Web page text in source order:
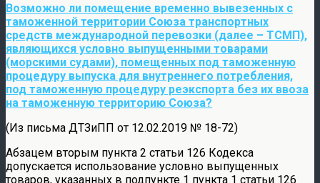
Возможно ли помещение временно вывезенных с
таможенной территории Союза транспортных
средств международной перевозки (далее – ТСМП),
являющихся условно выпущенными товарами
(морскими судами), помещенных под таможенную
процедуру выпуска для внутреннего потребления,
под таможенную процедуру реэкспорта без их ввоза
на таможенную территорию Союза?​
(Из письма ДТЗиПП от 12.02.2019 № 18-72)
Абзацем вторым пункта 2 статьи 126 Кодекса
допускается использование условно выпущенных
товаров, указанных в подпункте 1 пункта 1 статьи 126